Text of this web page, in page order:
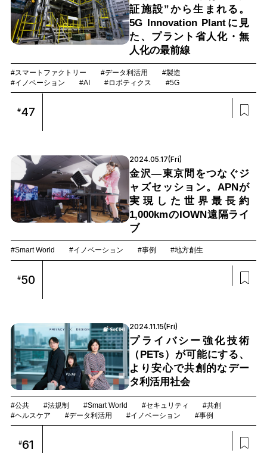
証施設”から生まれる。
5G Innovation Plantに見
た、プラント省人化・無
人化の最前線
#スマートファクトリー #データ利活用
#製造
#イノベーション
#AI #ロボティクス #5G
#47
2024.05.17(Fri)
金沢―東京間をつなぐジ
ャズセッション。APNが
実現した世界最長約
1,000kmのIOWN遠隔ライ
ブ
#Smart World #イノベーション #事例 #地方創生
#50
2024.11.15(Fri)
プライバシー強化技術
（PETs）が可能にする、
より安心で共創的なデー
タ利活用社会
#公共 #法規制 #Smart World #セキュリティ
#共創
#ヘルスケア
#データ利活用 #イノベーション #事例
#61